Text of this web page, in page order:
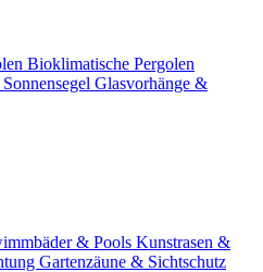
Bioklimatische Pergolen
Glasvorhänge &
& Pools Kunstrasen &
Gartenzäune & Sichtschutz